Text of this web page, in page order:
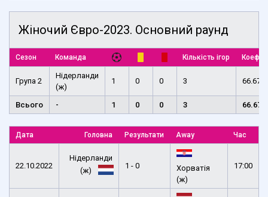
Жіночий Євро-2023. Основний раунд
Сезон Команда Кількість ігор
Група 2
Нідерланди
(ж)
1 0 0 3 66.67
Всього - 1 0 0 3 66.67
Дата Головна Результати Away Час
22.10.2022
Нідерланди
(ж)
1 - 0
Хорватія
(ж)
17:00